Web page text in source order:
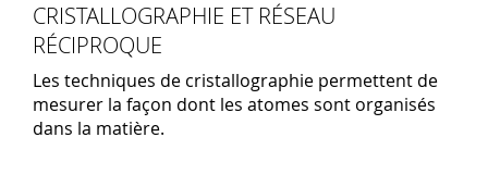
CRISTALLOGRAPHIE ET RÉSEAU
RÉCIPROQUE
Les techniques de cristallographie permettent de
mesurer la façon dont les atomes sont organisés
dans la matière.